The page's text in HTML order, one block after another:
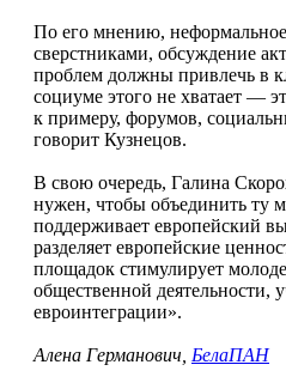
По его мнению,
сверстниками, обсуждение
проблем должны привлечь в
социуме этого не хватает —
к примеру, форумов,
говорит Кузнецов.
В свою очередь, Галина
нужен, чтобы объединить ту
поддерживает европейский
разделяет европейские
площадок стимулирует
общественной деятельности,
евроинтеграции».
Алена Германович, БелаПАН